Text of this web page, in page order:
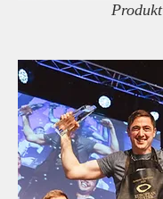
Produkt